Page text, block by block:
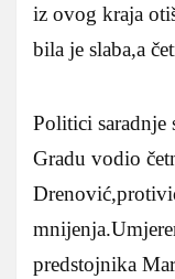
iz ovog kraja
bila je slaba,a
Politici saradnje
Gradu vodio
predstojnika